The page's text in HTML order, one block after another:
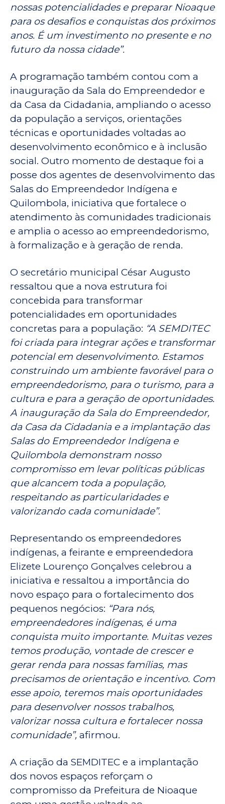
nossas potencialidades e preparar Nioaque
para os desafios e conquistas dos próximos
anos. É um investimento no presente e no
futuro da nossa cidade”.
A programação também contou com a
inauguração da Sala do Empreendedor e
da Casa da Cidadania, ampliando o acesso
da população a serviços, orientações
técnicas e oportunidades voltadas ao
desenvolvimento econômico e à inclusão
social. Outro momento de destaque foi a
posse dos agentes de desenvolvimento das
Salas do Empreendedor Indígena e
Quilombola, iniciativa que fortalece o
atendimento às comunidades tradicionais
e amplia o acesso ao empreendedorismo,
à formalização e à geração de renda.
O secretário municipal César Augusto
ressaltou que a nova estrutura foi
concebida para transformar
potencialidades em oportunidades
concretas para a população: “A SEMDITEC
foi criada para integrar ações e transformar
potencial em desenvolvimento. Estamos
construindo um ambiente favorável para o
empreendedorismo, para o turismo, para a
cultura e para a geração de oportunidades.
A inauguração da Sala do Empreendedor,
da Casa da Cidadania e a implantação das
Salas do Empreendedor Indígena e
Quilombola demonstram nosso
compromisso em levar políticas públicas
que alcancem toda a população,
respeitando as particularidades e
valorizando cada comunidade”.
Representando os empreendedores
indígenas, a feirante e empreendedora
Elizete Lourenço Gonçalves celebrou a
iniciativa e ressaltou a importância do
novo espaço para o fortalecimento dos
pequenos negócios: “Para nós,
empreendedores indígenas, é uma
conquista muito importante. Muitas vezes
temos produção, vontade de crescer e
gerar renda para nossas famílias, mas
precisamos de orientação e incentivo. Com
esse apoio, teremos mais oportunidades
para desenvolver nossos trabalhos,
valorizar nossa cultura e fortalecer nossa
comunidade”, afirmou.
A criação da SEMDITEC e a implantação
dos novos espaços reforçam o
compromisso da Prefeitura de Nioaque